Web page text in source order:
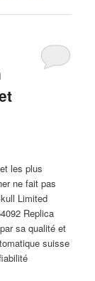
les plus
ne fait pas
Limited
Replica
sa qualité et
suisse